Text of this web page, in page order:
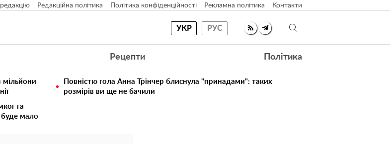
Редакційна політика Політика конфіденційності Рекламна політика Контакти
УКР РУС
Рецепти Політика
мільйони
Повністю гола Анна Трінчер блиснула "принадами": таких
розмірів ви ще не бачили
та
буде мало